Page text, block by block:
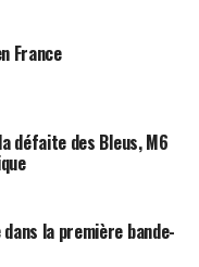
France
défaite des Bleus, M6
la première bande-